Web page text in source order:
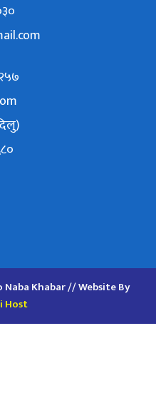
Khabar // Website By
Host